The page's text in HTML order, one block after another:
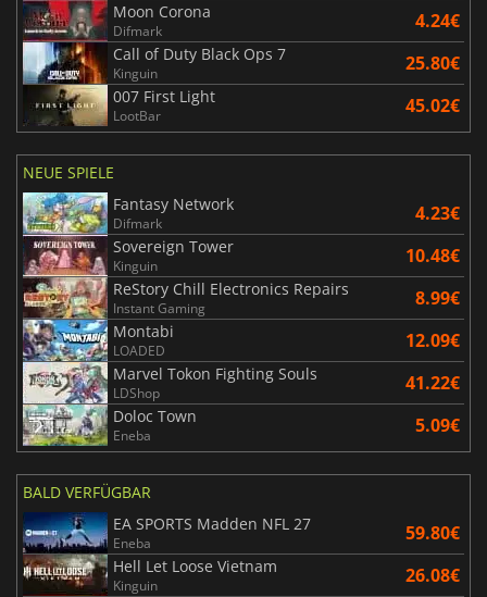
Moon Corona
Difmark 4.24€
Call of Duty Black Ops 7
Kinguin 25.80€
007 First Light
LootBar 45.02€
NEUE SPIELE
Fantasy Network
Difmark 4.23€
Sovereign Tower
Kinguin 10.48€
ReStory Chill Electronics Repairs
Instant Gaming 8.99€
Montabi
LOADED 12.09€
Marvel Tokon Fighting Souls
LDShop 41.22€
Doloc Town
Eneba 5.09€
BALD VERFÜGBAR
EA SPORTS Madden NFL 27
Eneba 59.80€
Hell Let Loose Vietnam
Kinguin 26.08€